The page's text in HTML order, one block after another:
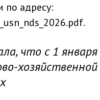
по адресу:
что с 1 января
хозяйственной